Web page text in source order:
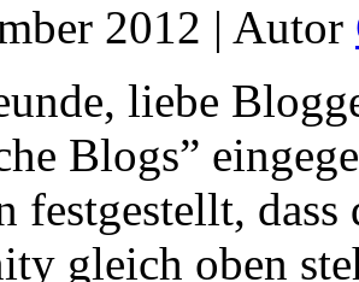
2012 | Autor
liebe
Blogs”
festgestellt,
gleich oben